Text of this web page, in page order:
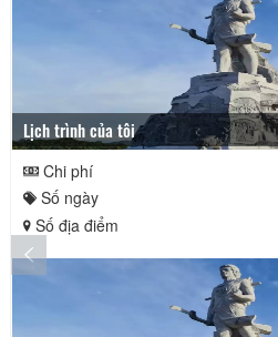
Lịch trình của tôi
Chi phí
Số ngày
Số địa điểm